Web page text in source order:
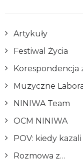
Artykuły
Festiwal Życia
Korespondencja
Muzyczne
NINIWA Team
OCM NINIWA
POV: kiedy kazali
Rozmowa z…